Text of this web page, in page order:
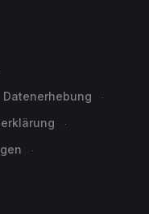
Datenerhebung